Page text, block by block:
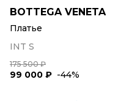
BOTTEGA VENETA
Платье
INT S
175 500 ₽
99 000 ₽ -44%